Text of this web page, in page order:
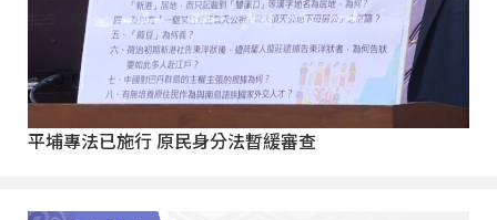
平埔專法已施行 原民身分法暫緩審查